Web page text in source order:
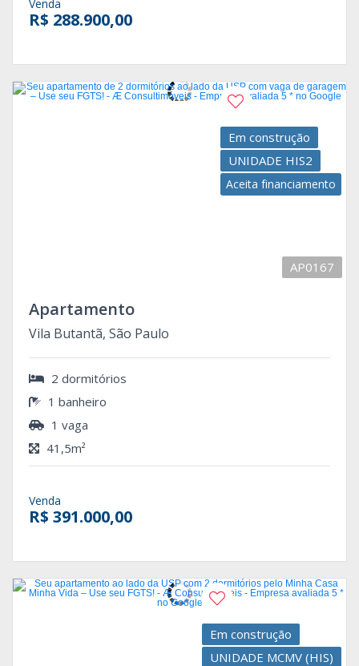
Venda
R$ 288.900,00
Em construção
UNIDADE HIS2
Aceita financiamento
AP0167
Apartamento
Vila Butantã, São Paulo
2 dormitórios
1 banheiro
1 vaga
41,5m²
Venda
R$ 391.000,00
Em construção
UNIDADE MCMV (HIS)